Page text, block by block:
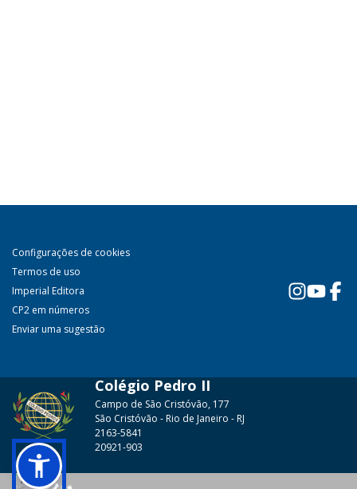
Configurações de cookies
Termos de uso
Imperial Editora
CP2 em números
Enviar uma sugestão
Colégio Pedro II
Campo de São Cristóvão, 177
São Cristóvão - Rio de Janeiro - RJ
2163-5841
20921-903